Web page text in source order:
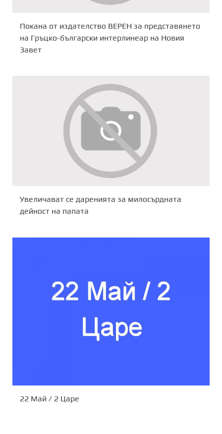
Покана от издателство ВЕРЕН за представянето
на Гръцко-български интерлинеар на Новия
Завет
Увеличават се даренията за милосърдната
дейност на папата
22 Май / 2 Царе